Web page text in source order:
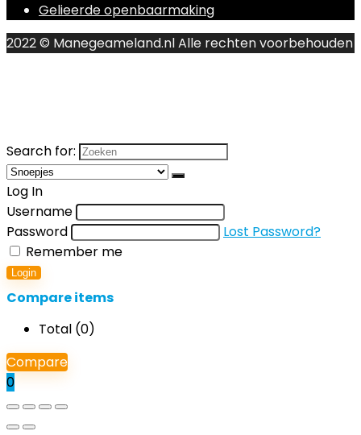
Gelieerde openbaarmaking
2022 © Manegeameland.nl Alle rechten voorbehouden
Search for:
Log In
Username
Password
Lost Password?
Remember me
Login
Compare items
Total (0)
Compare
0